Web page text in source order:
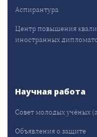
Аспирантура
Центр повышения
иностранных
Научная работа
Совет молодых учёных
Объявления о защите